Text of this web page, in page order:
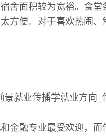
舍面积较为宽裕。食
方便。对于喜欢热闹
金融专业最受欢迎，